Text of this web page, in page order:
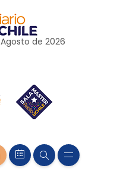
Agosto de 2026